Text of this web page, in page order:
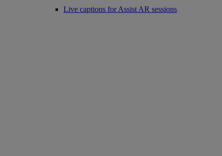
Live captions for Assist AR sessions